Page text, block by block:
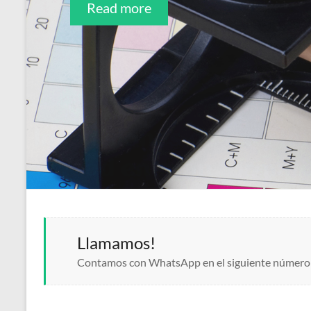
Read more
Read more
Llamamos!
Contamos con WhatsApp en el siguiente número